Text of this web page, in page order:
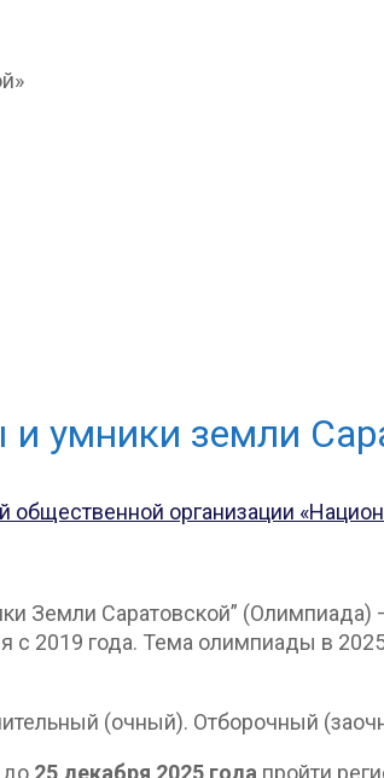
умники земли
организации
Земли Саратовской” (Олимпиада)
2019 года. Тема олимпиады в
(очный). Отборочный
до 25 декабря 2025 года пройти